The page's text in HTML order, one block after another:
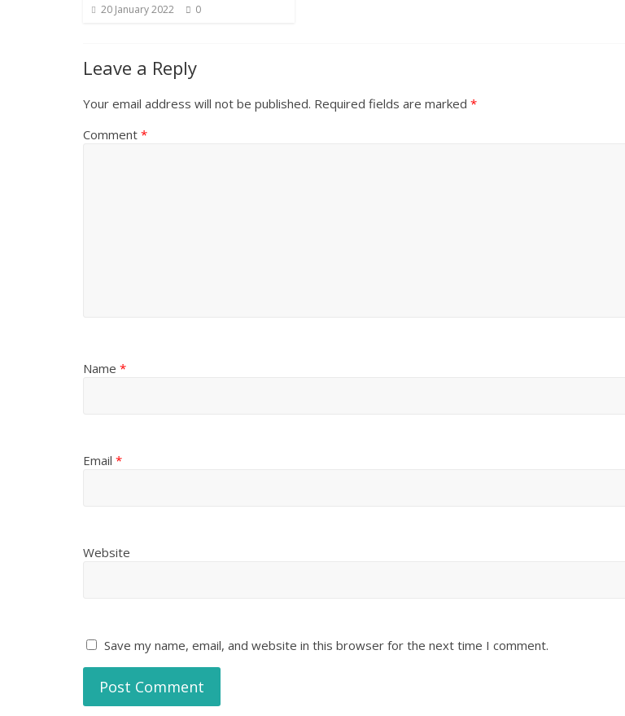
20 January 2022 0
Leave a Reply
Your email address will not be published. Required fields are marked *
Comment *
Name *
Email *
Website
Save my name, email, and website in this browser for the next time I comment.